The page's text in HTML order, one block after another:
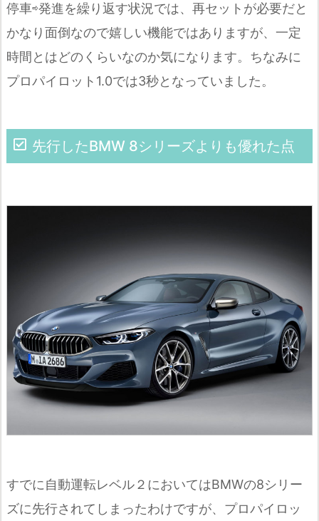
停車⇨発進を繰り返す状況では、再セットが必要だと
かなり面倒なので嬉しい機能ではありますが、一定
時間とはどのくらいなのか気になります。ちなみに
プロパイロット1.0では3秒となっていました。
先行したBMW 8シリーズよりも優れた点
すでに自動運転レベル２においてはBMWの8シリー
ズに先行されてしまったわけですが、プロパイロッ